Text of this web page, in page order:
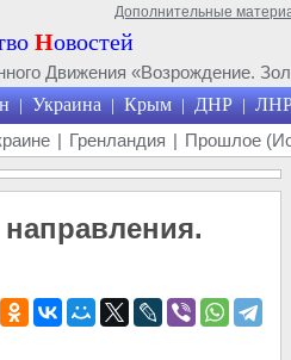
Дополнительные
Новостей
Движения «Возрождение.
| Украина | Крым | ДНР |
| Гренландия | Прошлое